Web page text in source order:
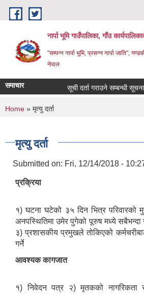
Skip to main content
नार्पा भूमि गाउँपालिका, गाँउ
"सम्पन्न नार्पा भूमि, प्रसन्न नार्पा जाति",
नेपाल
समाचार सूची दर्ता गराउने सम्बन्धी सूचना !!!
You are here
Home » मृत्यु दर्ता
मृत्यु दर्ता
Submitted on: Fri, 12/14/2018 -
प्रक्रिया
१) घटना घटेको ३५ दिन भित्र परिवारको
अनपस्थितिमा उमेर पुगेको पूरुष मध्ये सबैभन्दा
३) प्रशासकीय प्रमुखले तोकिएको
गर्ने
आवश्यक कागजात
१) निवेदन पत्र २) मृतकको